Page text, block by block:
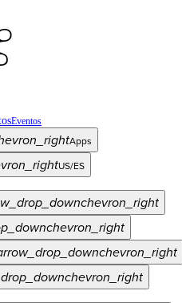
Eventos
Apps
US/ES
chevron_right
chevron_right
chevron_right
chevron_right